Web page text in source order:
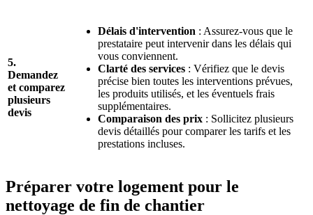
5.
Demandez
et comparez
plusieurs
devis
Délais d'intervention : Assurez-vous que le
prestataire peut intervenir dans les délais qui
vous conviennent.
Clarté des services : Vérifiez que le devis
précise bien toutes les interventions prévues,
les produits utilisés, et les éventuels frais
supplémentaires.
Comparaison des prix : Sollicitez plusieurs
devis détaillés pour comparer les tarifs et les
prestations incluses.
Préparer votre logement pour le
nettoyage de fin de chantier